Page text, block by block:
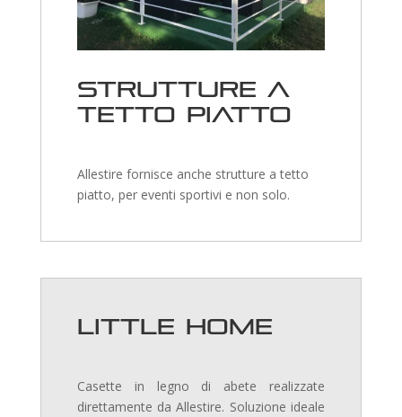
Strutture a
tetto piatto
Allestire fornisce anche strutture a tetto
piatto, per eventi sportivi e non solo.
Little Home
Casette in legno di abete realizzate
direttamente da Allestire. Soluzione ideale